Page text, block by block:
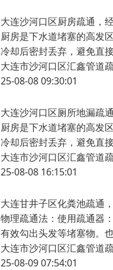
大连沙河口区厨房疏通，
厨房是下水道堵塞的高发
冷却后密封丢弃，避免直
大连市沙河口区汇鑫管道
25-08-08 09:30:01
大连沙河口区厕所地漏疏
厨房是下水道堵塞的高发
冷却后密封丢弃，避免直
大连市沙河口区汇鑫管道
25-08-08 16:15:01
大连甘井子区化粪池疏通
物理疏通法：使用疏通器
有效勾出头发等堵塞物。
大连市沙河口区汇鑫管道
25-08-09 07:54:01